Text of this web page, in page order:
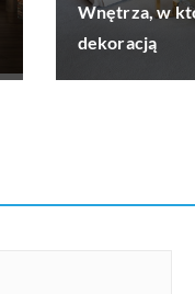
Wnętrza, w
dekoracją